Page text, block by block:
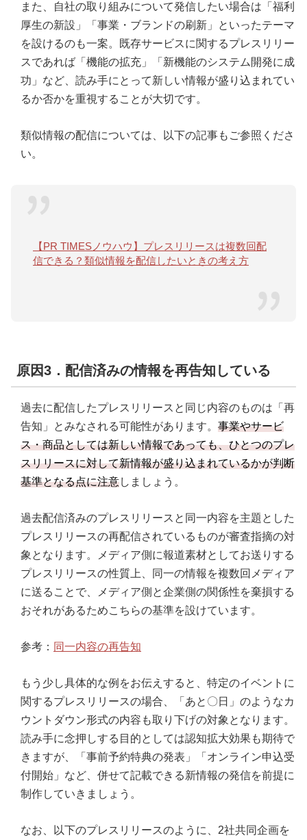
また、自社の取り組みについて発信したい場合は「福利
厚生の新設」「事業・ブランドの刷新」といったテーマ
を設けるのも一案。既存サービスに関するプレスリリー
スであれば「機能の拡充」「新機能のシステム開発に成
功」など、読み手にとって新しい情報が盛り込まれてい
るか否かを重視することが大切です。
類似情報の配信については、以下の記事もご参照くださ
い。
【PR TIMESノウハウ】プレスリリースは複数回配
信できる？類似情報を配信したいときの考え方
原因3．配信済みの情報を再告知している
過去に配信したプレスリリースと同じ内容のものは「再
告知」とみなされる可能性があります。 事業やサービ
ス・商品としては新しい情報であっても、ひとつのプレ
スリリースに対して新情報が盛り込まれているかが判断
基準となる点に注意しましょう。
過去配信済みのプレスリリースと同一内容を主題とした
プレスリリースの再配信されているものが審査指摘の対
象となります。メディア側に報道素材としてお送りする
プレスリリースの性質上、同一の情報を複数回メディア
に送ることで、メディア側と企業側の関係性を棄損する
おそれがあるためこちらの基準を設けています。
参考： 同一内容の再告知
もう少し具体的な例をお伝えすると、特定のイベントに
関するプレスリリースの場合、「あと〇日」のようなカ
ウントダウン形式の内容も取り下げの対象となります。
読み手に念押しする目的としては認知拡大効果も期待で
きますが、「事前予約特典の発表」「オンライン申込受
付開始」など、併せて記載できる新情報の発信を前提に
制作していきましょう。
なお、以下のプレスリリースのように、2社共同企画を